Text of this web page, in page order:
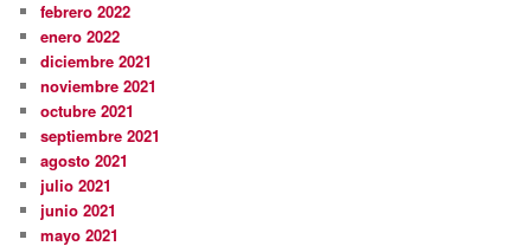
febrero 2022
enero 2022
diciembre 2021
noviembre 2021
octubre 2021
septiembre 2021
agosto 2021
julio 2021
junio 2021
mayo 2021